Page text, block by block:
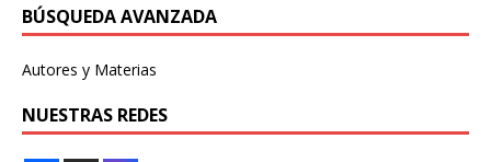
BÚSQUEDA AVANZADA
Autores y Materias
NUESTRAS REDES